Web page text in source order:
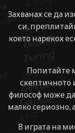
Захванах се да
си,
което нарекох
Попитайте
скептичното
философ може
малко сериозно,
В играта на